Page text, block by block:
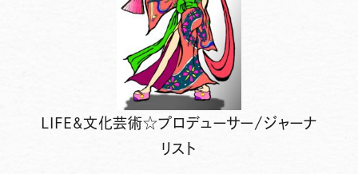
LIFE&文化芸術☆プロデューサー/ジャーナ
リスト